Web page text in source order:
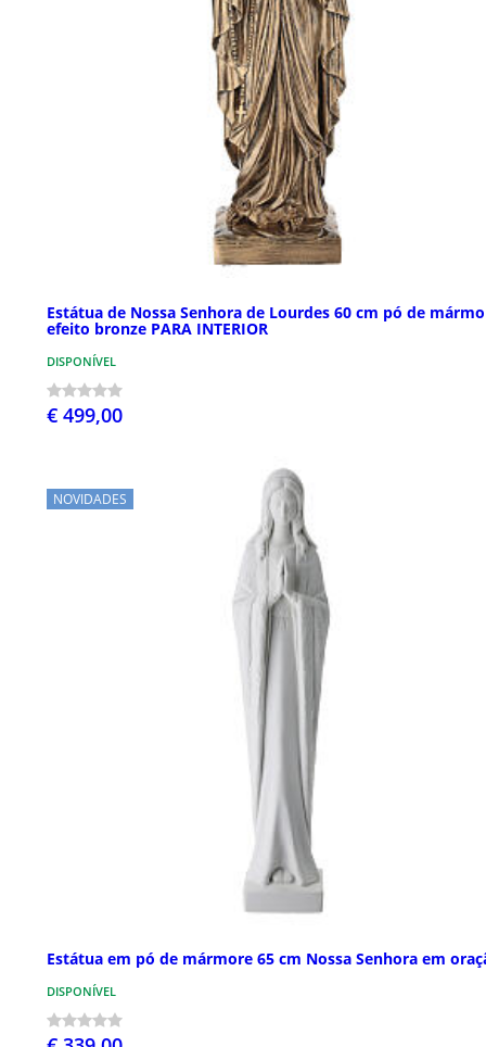
Estátua de Nossa Senhora de Lourdes 60 cm pó de
efeito bronze PARA INTERIOR
DISPONÍVEL
€ 499,00
NOVIDADES
Estátua em pó de mármore 65 cm Nossa Senhora em
DISPONÍVEL